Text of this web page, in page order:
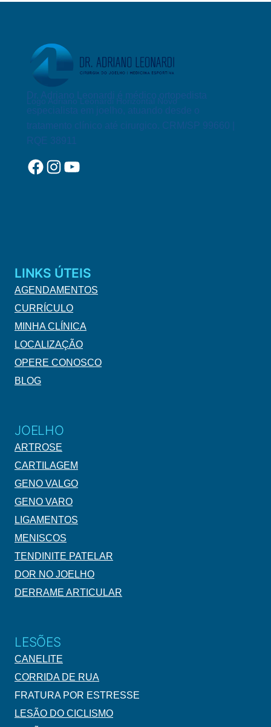
Logo Adriano Leonardi Horizontal Novo
Dr. Adriano Leonardi é médico ortopedista
especialista em joelho, atuando desde o
tratamento clínico até cirurgico. CRM/SP 99660 |
RQE 38911
Facebook
Instagram
YouTube
LINKS ÚTEIS
AGENDAMENTOS
CURRÍCULO
MINHA CLÍNICA
LOCALIZAÇÃO
OPERE CONOSCO
BLOG
JOELHO
ARTROSE
CARTILAGEM
GENO VALGO
GENO VARO
LIGAMENTOS
MENISCOS
TENDINITE PATELAR
DOR NO JOELHO
DERRAME ARTICULAR
LESÕES
CANELITE
CORRIDA DE RUA
FRATURA POR ESTRESSE
LESÃO DO CICLISMO